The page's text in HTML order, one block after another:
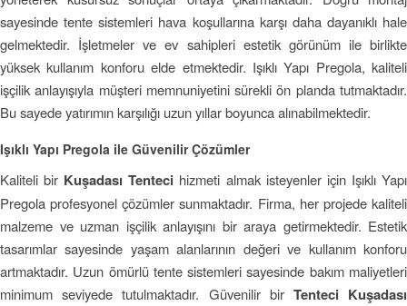
sayesinde tente sistemleri hava koşullarına karşı daha dayanıklı hale
gelmektedir. İşletmeler ve ev sahipleri estetik görünüm ile birlikte
yüksek kullanım konforu elde etmektedir. Işıklı Yapı Pregola, kaliteli
işçilik anlayışıyla müşteri memnuniyetini sürekli ön planda tutmaktadır.
Bu sayede yatırımın karşılığı uzun yıllar boyunca alınabilmektedir.
Işıklı Yapı Pregola ile Güvenilir Çözümler
Kaliteli bir Kuşadası Tenteci hizmeti almak isteyenler için Işıklı Yapı
Pregola profesyonel çözümler sunmaktadır. Firma, her projede kaliteli
malzeme ve uzman işçilik anlayışını bir araya getirmektedir. Estetik
tasarımlar sayesinde yaşam alanlarının değeri ve kullanım konforu
artmaktadır. Uzun ömürlü tente sistemleri sayesinde bakım maliyetleri
minimum seviyede tutulmaktadır. Güvenilir bir Tenteci Kuşadası